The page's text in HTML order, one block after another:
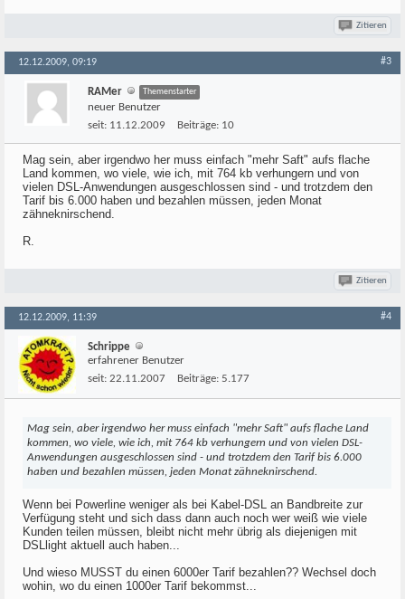
Zitieren
12.12.2009, 09:19 #3
RAMer Themenstarter
neuer Benutzer
seit: 11.12.2009 Beiträge: 10
Mag sein, aber irgendwo her muss einfach "mehr Saft" aufs flache
Land kommen, wo viele, wie ich, mit 764 kb verhungern und von
vielen DSL-Anwendungen ausgeschlossen sind - und trotzdem den
Tarif bis 6.000 haben und bezahlen müssen, jeden Monat
zähneknirschend.
R.
Zitieren
12.12.2009, 11:39 #4
Schrippe
erfahrener Benutzer
seit: 22.11.2007 Beiträge: 5.177
Mag sein, aber irgendwo her muss einfach "mehr Saft" aufs flache Land
kommen, wo viele, wie ich, mit 764 kb verhungern und von vielen DSL-
Anwendungen ausgeschlossen sind - und trotzdem den Tarif bis 6.000
haben und bezahlen müssen, jeden Monat zähneknirschend.
Wenn bei Powerline weniger als bei Kabel-DSL an Bandbreite zur
Verfügung steht und sich dass dann auch noch wer weiß wie viele
Kunden teilen müssen, bleibt nicht mehr übrig als diejenigen mit
DSLlight aktuell auch haben...
Und wieso MUSST du einen 6000er Tarif bezahlen?? Wechsel doch
wohin, wo du einen 1000er Tarif bekommst...